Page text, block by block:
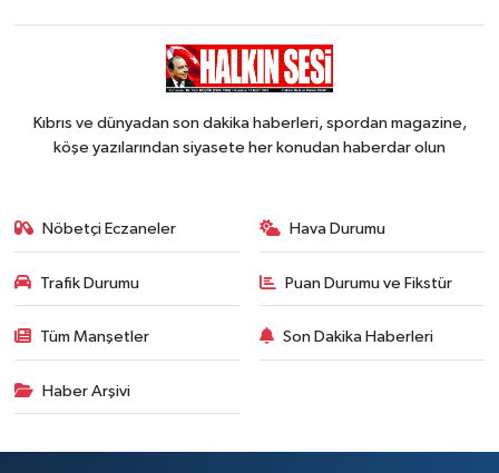
Kıbrıs ve dünyadan son dakika haberleri, spordan magazine,
köşe yazılarından siyasete her konudan haberdar olun
Nöbetçi Eczaneler Hava Durumu
Trafik Durumu Puan Durumu ve Fikstür
Tüm Manşetler Son Dakika Haberleri
Haber Arşivi